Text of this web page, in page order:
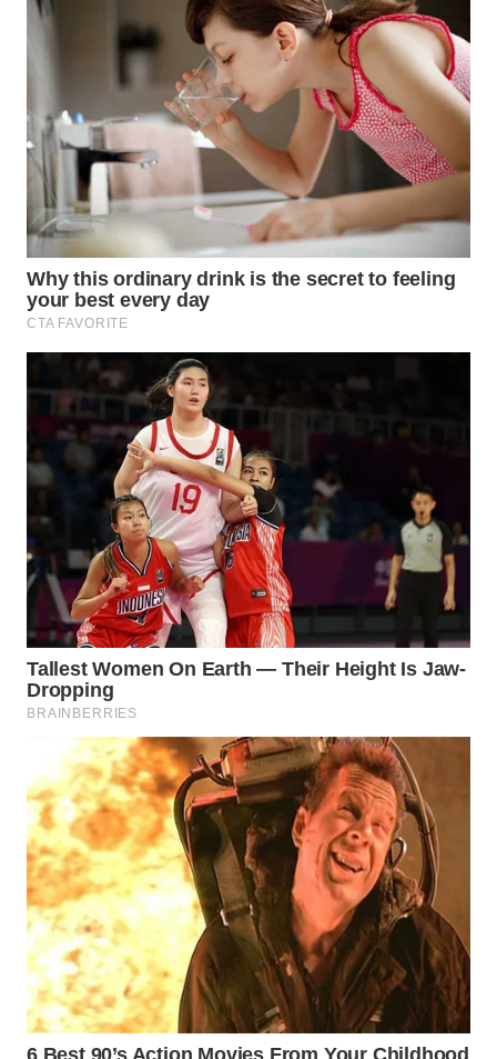
WN
TAPANULI
SELATAN
WN
TANJUNG
LESUNG
KARO
WN
SIMALUNGUN
WN
LABUHANBATU
WN
TAPANULI
TENGAH
WN DELI
SERDANG
WN
TEBING
TINGGI
WN
PAKPAK
WN
KARAWANG